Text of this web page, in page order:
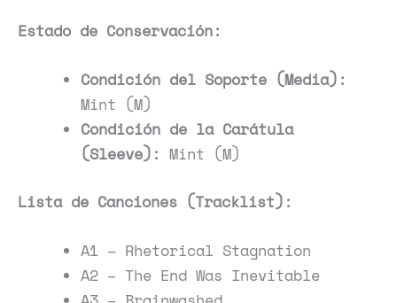
Estado de Conservación:
Condición del Soporte (Media):
Mint (M)
Condición de la Carátula
(Sleeve): Mint (M)
Lista de Canciones (Tracklist):
A1 – Rhetorical Stagnation
A2 – The End Was Inevitable